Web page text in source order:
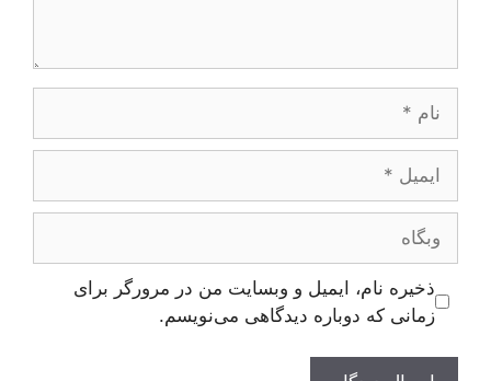
وبگاه
ذخیره نام، ایمیل و وبسایت من در مرورگر برای
زمانی که دوباره دیدگاهی می‌نویسم.